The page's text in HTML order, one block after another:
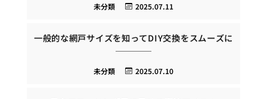
2025.07.11
未分類
一般的な網戸サイズを知ってDIY交換をスムーズに
2025.07.10
未分類